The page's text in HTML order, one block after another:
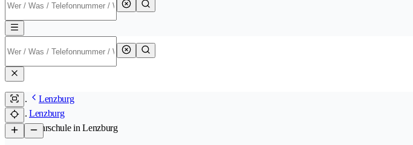
Lenzburg
Lenzburg
/Fahrschule in Lenzburg